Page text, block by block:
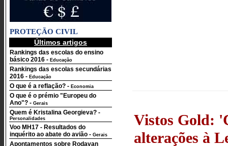
PROTEÇÃO CIVIL
Últimos artigos
Rankings das escolas do ensino
básico 2016 - Educação
Rankings das escolas secundárias
2016 - Educação
O que é a reflação? - Economia
O que é o prémio "Europeu do
Ano"? - Gerais
Quem é Kristalina Georgieva? -
Personalidades
Voo MH17 - Resultados do
inquérito ao abate do avião - Gerais
Apontamentos sobre Rodavan
Vistos Gold:
alterações à